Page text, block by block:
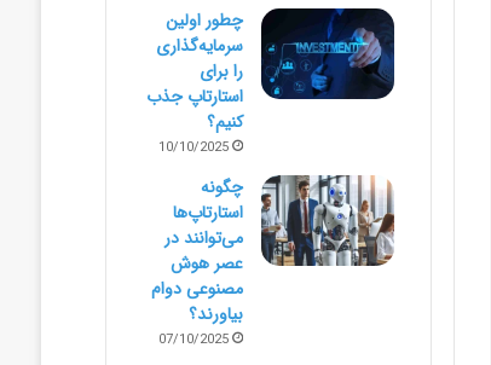
چطور اولین
سرمایه‌گذاری
را برای
استارتاپ جذب
کنیم؟
10/10/2025
چگونه
استارتاپ‌ها
می‌توانند در
عصر هوش
مصنوعی دوام
بیاورند؟
07/10/2025